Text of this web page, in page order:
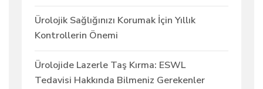
Ürolojik Sağlığınızı Korumak İçin Yıllık
Kontrollerin Önemi
Ürolojide Lazerle Taş Kırma: ESWL
Tedavisi Hakkında Bilmeniz Gerekenler